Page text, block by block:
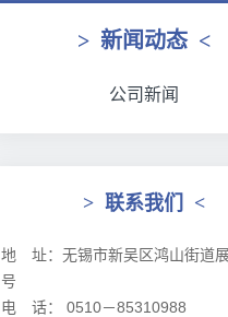
> 新闻动态 <
公司新闻
> 联系我们 <
地 址：无锡市新吴区鸿山街道
号
电 话： 0510－85310988